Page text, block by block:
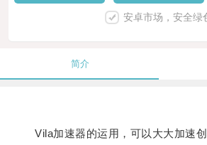
安卓市场，安全绿
简介
Vila加速器的运用，可以大大加速创